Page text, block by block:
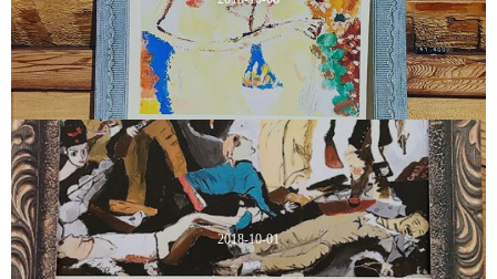
2018-10-01